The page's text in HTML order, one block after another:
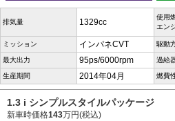
排気量 1329cc
使用
エン
ミッション インパネCVT 駆動
最大出力 95ps/6000rpm 過給
生産期間 2014年04月 燃費
1.3 i シンプルスタイルパッケージ
新車時価格143万円(税込)